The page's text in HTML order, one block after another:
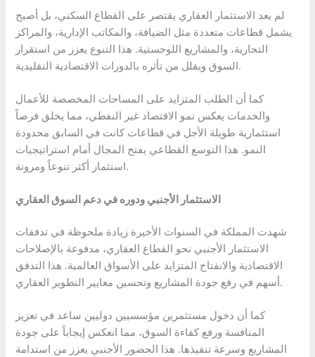
لم يعد الاستثمار العقاري يقتصر على القطاع السكني، بل أصبح
يشمل قطاعات متعددة مثل الضيافة، والمكاتب الإدارية، والمراكز
التجارية، والمشاريع اللوجستية. هذا التنوع يعزز من استقرار
السوق ويقلل من تأثره بالدورات الاقتصادية التقليدية.
كما أن الطلب المتزايد على المساحات المخصصة للأعمال
والخدمات يعكس نمو الاقتصاد غير النفطي، مما يخلق فرصاً
استثمارية طويلة الأجل في قطاعات كانت في السابق محدودة
النمو. هذا التوسع القطاعي يفتح المجال أمام استراتيجيات
استثمار أكثر تنوعاً ومرونة.
الاستثمار الأجنبي ودوره في دعم السوق العقاري
شهدت المملكة في السنوات الأخيرة زيادة ملحوظة في تدفقات
الاستثمار الأجنبي نحو القطاع العقاري، مدفوعة بالإصلاحات
الاقتصادية والانفتاح المتزايد على الأسواق العالمية. هذا التدفق
أسهم في رفع جودة المشاريع وتحسين معايير التطوير العقاري.
كما أن دخول مستثمرين مؤسسيين دوليين ساعد في تعزيز
المنافسة ورفع كفاءة السوق، مما انعكس إيجاباً على جودة
المشاريع وسرعة تنفيذها. هذا الحضور الأجنبي يعزز من استدامة